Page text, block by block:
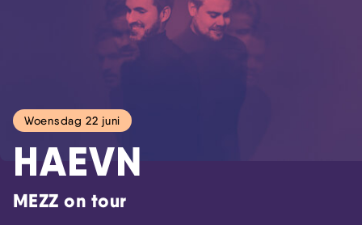
Woensdag 22 juni
HAEVN
MEZZ on tour